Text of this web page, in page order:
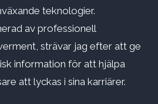
teknologier.
av professionell
strävar jag efter att ge
information för att hjälpa
att lyckas i sina karriärer.